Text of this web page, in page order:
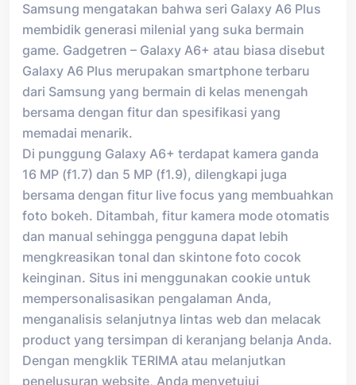
Samsung mengatakan bahwa seri Galaxy A6 Plus
membidik generasi milenial yang suka bermain
game. Gadgetren – Galaxy A6+ atau biasa disebut
Galaxy A6 Plus merupakan smartphone terbaru
dari Samsung yang bermain di kelas menengah
bersama dengan fitur dan spesifikasi yang
memadai menarik.
Di punggung Galaxy A6+ terdapat kamera ganda
16 MP (f1.7) dan 5 MP (f1.9), dilengkapi juga
bersama dengan fitur live focus yang membuahkan
foto bokeh. Ditambah, fitur kamera mode otomatis
dan manual sehingga pengguna dapat lebih
mengkreasikan tonal dan skintone foto cocok
keinginan. Situs ini menggunakan cookie untuk
mempersonalisasikan pengalaman Anda,
menganalisis selanjutnya lintas web dan melacak
product yang tersimpan di keranjang belanja Anda.
Dengan mengklik TERIMA atau melanjutkan
penelusuran website, Anda menyetujui